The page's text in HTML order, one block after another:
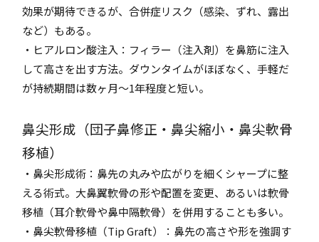
効果が期待できるが、合併症リスク（感染、ずれ、露出
など）もある。
・ヒアルロン酸注入：フィラー（注入剤）を鼻筋に注入
して高さを出す方法。ダウンタイムがほぼなく、手軽だ
が持続期間は数ヶ月～1年程度と短い。
鼻尖形成（団子鼻修正・鼻尖縮小・鼻尖軟骨
移植）
・鼻尖形成術：鼻先の丸みや広がりを細くシャープに整
える術式。大鼻翼軟骨の形や配置を変更、あるいは軟骨
移植（耳介軟骨や鼻中隔軟骨）を併用することも多い。
・鼻尖軟骨移植（Tip Graft）：鼻先の高さや形を強調す